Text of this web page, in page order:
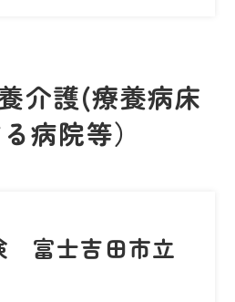
介護(療養病床
病院等）
富士吉田市立